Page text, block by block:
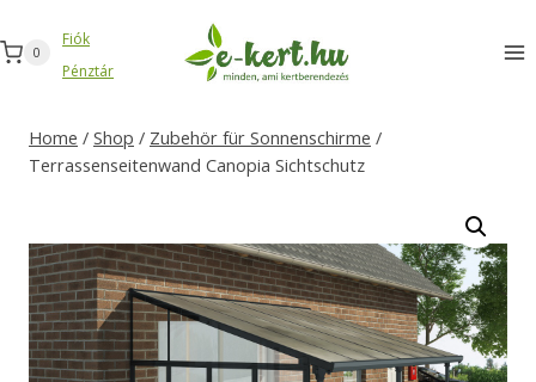
Inhalt
springen
0
Fiók
Pénztár
Home / Shop / Zubehör für Sonnenschirme /
Terrassenseitenwand Canopia Sichtschutz